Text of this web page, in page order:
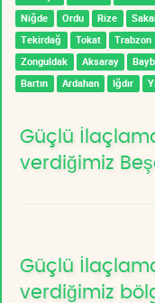
Niğde
Ordu Rize
Tekirdağ
Tokat Trabzon
Zonguldak
Aksaray
Bartın
Ardahan Iğdır
Güçlü
verdiğimiz
Güçlü
verdiğimiz